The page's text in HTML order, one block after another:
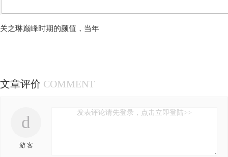
关之琳巅峰时期的颜值，当年
文章评价 COMMENT
d
游 客
发表评论请先登录，点击立即登陆>>